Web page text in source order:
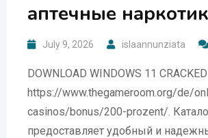
аптечные
July 9, 2026 islaannunziata
DOWNLOAD WINDOWS 11
https://www.thegameroom.org/de/
casinos/bonus/200-prozent/.
предоставляет удобный и